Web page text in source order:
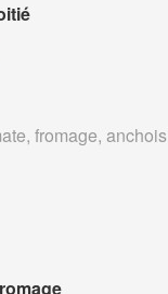
fromage, anchois